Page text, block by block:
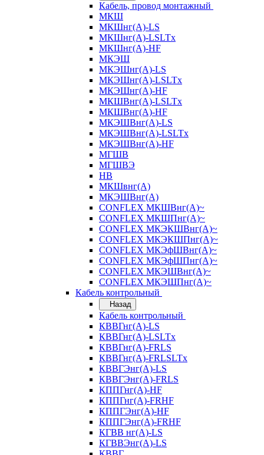
Кабель, провод монтажный
МКШ
МКШнг(А)-LS
МКШнг(А)-LSLTx
МКШнг(А)-HF
МКЭШ
МКЭШнг(А)-LS
МКЭШнг(А)-LSLTx
МКЭШнг(А)-HF
МКШВнг(A)-LSLTx
МКШВнг(А)-HF
МКЭШВнг(А)-LS
МКЭШВнг(A)-LSLTx
МКЭШВнг(А)-HF
МГШВ
МГШВЭ
НВ
МКШвнг(А)
МКЭШВнг(А)
CONFLEX МКШВнг(А)~
CONFLEX МКШПнг(А)~
CONFLEX МКЭКШВнг(А)~
CONFLEX МКЭКШПнг(А)~
CONFLEX МКЭфШВнг(А)~
CONFLEX МКЭфШПнг(А)~
CONFLEX МКЭШВнг(А)~
CONFLEX МКЭШПнг(А)~
Кабель контрольный
Назад
Кабель контрольный
КВВГнг(А)-LS
КВВГнг(А)-LSLTx
КВВГнг(А)-FRLS
КВВГнг(А)-FRLSLTx
КВВГЭнг(А)-LS
КВВГЭнг(А)-FRLS
КППГнг(А)-HF
КППГнг(А)-FRHF
КППГЭнг(А)-HF
КППГЭнг(А)-FRHF
КГВВ нг(А)-LS
КГВВЭнг(А)-LS